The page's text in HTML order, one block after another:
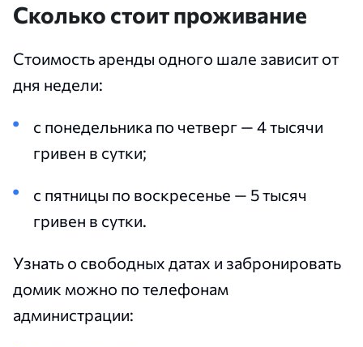
Сколько стоит проживание
Стоимость аренды одного шале зависит от
дня недели:
с понедельника по четверг — 4 тысячи
гривен в сутки;
с пятницы по воскресенье — 5 тысяч
гривен в сутки.
Узнать о свободных датах и забронировать
домик можно по телефонам
администрации: